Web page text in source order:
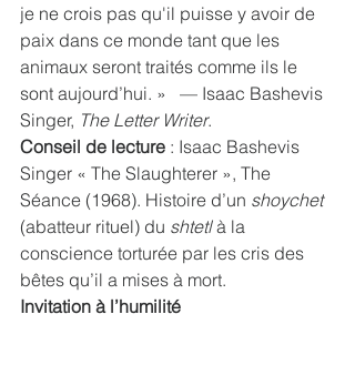
je ne crois pas qu'il puisse y avoir de
paix dans ce monde tant que les
animaux seront traités comme ils le
sont aujourd’hui. »   — Isaac Bashevis
Singer, The Letter Writer.
Conseil de lecture : Isaac Bashevis
Singer « The Slaughterer », The
Séance (1968). Histoire d’un shoychet
(abatteur rituel) du shtetl à la
conscience torturée par les cris des
bêtes qu’il a mises à mort.
Invitation à l’humilité